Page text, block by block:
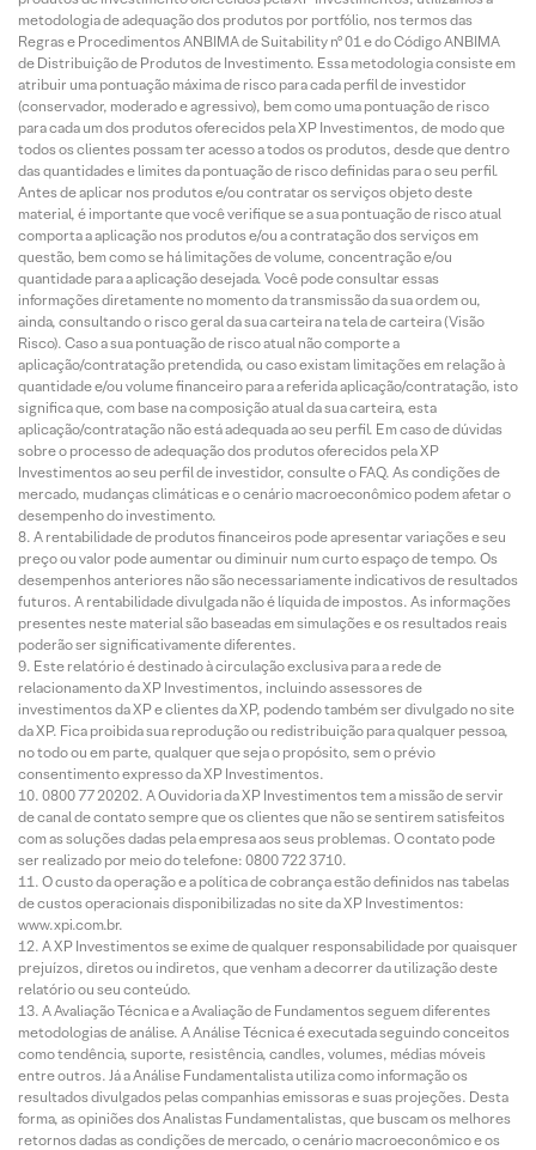
metodologia de adequação dos produtos por portfólio, nos termos das
Regras e Procedimentos ANBIMA de Suitability nº 01 e do Código ANBIMA
de Distribuição de Produtos de Investimento. Essa metodologia consiste em
atribuir uma pontuação máxima de risco para cada perfil de investidor
(conservador, moderado e agressivo), bem como uma pontuação de risco
para cada um dos produtos oferecidos pela XP Investimentos, de modo que
todos os clientes possam ter acesso a todos os produtos, desde que dentro
das quantidades e limites da pontuação de risco definidas para o seu perfil.
Antes de aplicar nos produtos e/ou contratar os serviços objeto deste
material, é importante que você verifique se a sua pontuação de risco atual
comporta a aplicação nos produtos e/ou a contratação dos serviços em
questão, bem como se há limitações de volume, concentração e/ou
quantidade para a aplicação desejada. Você pode consultar essas
informações diretamente no momento da transmissão da sua ordem ou,
ainda, consultando o risco geral da sua carteira na tela de carteira (Visão
Risco). Caso a sua pontuação de risco atual não comporte a
aplicação/contratação pretendida, ou caso existam limitações em relação à
quantidade e/ou volume financeiro para a referida aplicação/contratação, isto
significa que, com base na composição atual da sua carteira, esta
aplicação/contratação não está adequada ao seu perfil. Em caso de dúvidas
sobre o processo de adequação dos produtos oferecidos pela XP
Investimentos ao seu perfil de investidor, consulte o FAQ. As condições de
mercado, mudanças climáticas e o cenário macroeconômico podem afetar o
desempenho do investimento.
A rentabilidade de produtos financeiros pode apresentar variações e seu
preço ou valor pode aumentar ou diminuir num curto espaço de tempo. Os
desempenhos anteriores não são necessariamente indicativos de resultados
futuros. A rentabilidade divulgada não é líquida de impostos. As informações
presentes neste material são baseadas em simulações e os resultados reais
poderão ser significativamente diferentes.
Este relatório é destinado à circulação exclusiva para a rede de
relacionamento da XP Investimentos, incluindo assessores de
investimentos da XP e clientes da XP, podendo também ser divulgado no site
da XP. Fica proibida sua reprodução ou redistribuição para qualquer pessoa,
no todo ou em parte, qualquer que seja o propósito, sem o prévio
consentimento expresso da XP Investimentos.
0800 77 20202. A Ouvidoria da XP Investimentos tem a missão de servir
de canal de contato sempre que os clientes que não se sentirem satisfeitos
com as soluções dadas pela empresa aos seus problemas. O contato pode
ser realizado por meio do telefone: 0800 722 3710.
O custo da operação e a política de cobrança estão definidos nas tabelas
de custos operacionais disponibilizadas no site da XP Investimentos:
www.xpi.com.br.
A XP Investimentos se exime de qualquer responsabilidade por quaisquer
prejuízos, diretos ou indiretos, que venham a decorrer da utilização deste
relatório ou seu conteúdo.
A Avaliação Técnica e a Avaliação de Fundamentos seguem diferentes
metodologias de análise. A Análise Técnica é executada seguindo conceitos
como tendência, suporte, resistência, candles, volumes, médias móveis
entre outros. Já a Análise Fundamentalista utiliza como informação os
resultados divulgados pelas companhias emissoras e suas projeções. Desta
forma, as opiniões dos Analistas Fundamentalistas, que buscam os melhores
retornos dadas as condições de mercado, o cenário macroeconômico e os